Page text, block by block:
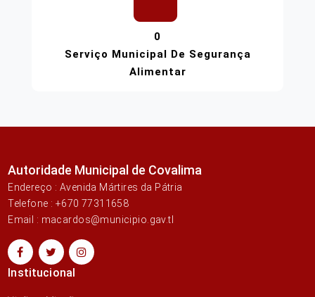
0
Serviço Municipal De Segurança
Alimentar
Autoridade Municipal de Covalima
Endereço : Avenida Mártires da Pátria
Telefone : +670 77311658
Email : macardos@municipio.gav.tl
Institucional